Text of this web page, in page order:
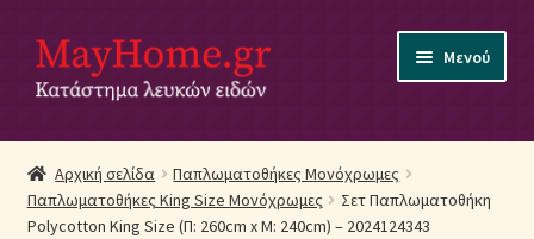
Απευθείας
μετάβαση
στην
Μετάβαση
σε
περιεχόμενο
Μενού
Αρχική
Ακύρωση Παραγγελίας
Αρχική σελίδα
Παπλωματοθήκες Μονόχρωμες
Παπλωματοθήκες King Size Μονόχρωμες
Σετ Παπλωματοθήκη
Polycotton King Size (Π: 260cm x Μ: 240cm) – 2024124343